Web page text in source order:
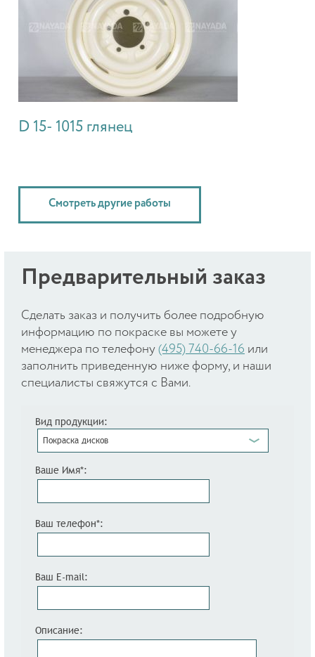
D 15- 1015 глянец
Смотреть другие работы
Предварительный заказ
Cделать заказ и получить более подробную
информацию по покраске вы можете у
менеджера по телефону (495) 740-66-16 или
заполнить приведенную ниже форму, и наши
специалисты свяжутся с Вами.
Вид продукции:
Покраска дисков
Ваше Имя*:
Ваш телефон*:
Ваш E-mail:
Описание: